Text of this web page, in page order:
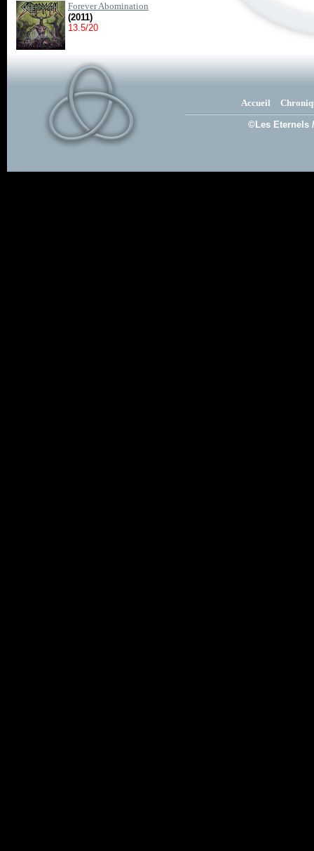
Forever Abomination
(2011)
13.5/20
Accueil
©Les Eternels